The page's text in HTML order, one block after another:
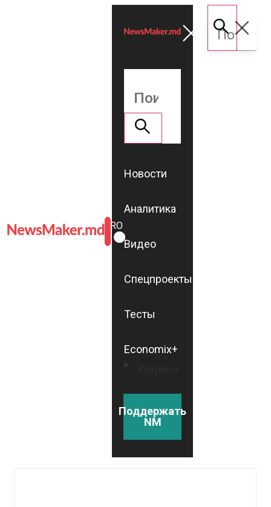
ROMÂNĂ
RU
Новости
Аналитика
Видео
Спецпроекты
Тесты
Economix+
Поддержать
NM